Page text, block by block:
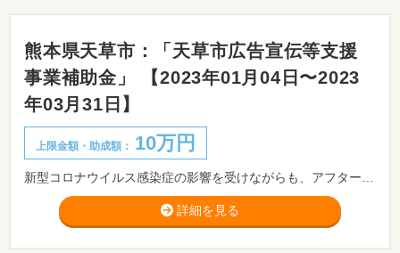
熊本県天草市：「天草市広告宣伝等支援
事業補助金」 【2023年01月04日〜2023
年03月31日】
上限金額・助成額： 10万円
詳細を見る